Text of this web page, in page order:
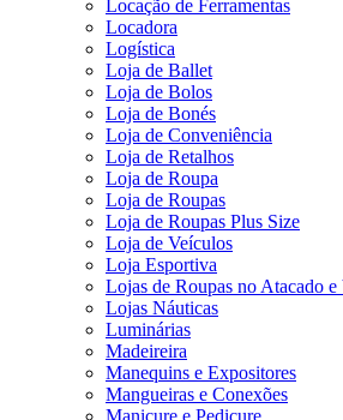
Locação de Ferramentas
Locadora
Logística
Loja de Ballet
Loja de Bolos
Loja de Bonés
Loja de Conveniência
Loja de Retalhos
Loja de Roupa
Loja de Roupas
Loja de Roupas Plus Size
Loja de Veículos
Loja Esportiva
Lojas de Roupas no Atacado e
Lojas Náuticas
Luminárias
Madeireira
Manequins e Expositores
Mangueiras e Conexões
Manicure e Pedicure